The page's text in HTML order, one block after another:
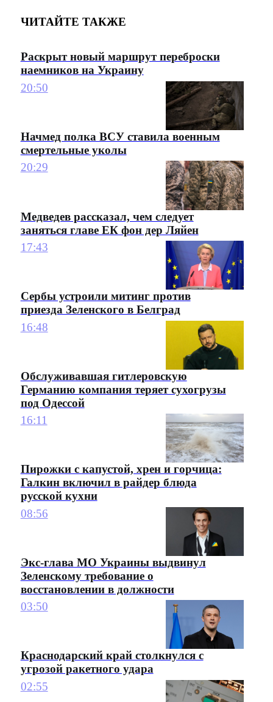
ЧИТАЙТЕ ТАКЖЕ
Раскрыт новый маршрут переброски
наемников на Украину
20:50
Начмед полка ВСУ ставила военным
смертельные уколы
20:29
Медведев рассказал, чем следует
заняться главе ЕК фон дер Ляйен
17:43
Сербы устроили митинг против
приезда Зеленского в Белград
16:48
Обслуживавшая гитлеровскую
Германию компания теряет сухогрузы
под Одессой
16:11
Пирожки с капустой, хрен и горчица:
Галкин включил в райдер блюда
русской кухни
08:56
Экс-глава МО Украины выдвинул
Зеленскому требование о
восстановлении в должности
03:50
Краснодарский край столкнулся с
угрозой ракетного удара
02:55